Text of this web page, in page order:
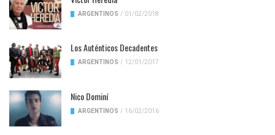
ARGENTINOS / 01/02/2018
Los Auténticos Decadentes
ARGENTINOS / 12/01/2017
Nico Dominí
ARGENTINOS / 16/02/2016